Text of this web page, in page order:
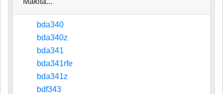
bda340
bda340z
bda341
bda341rfe
bda341z
bdf343